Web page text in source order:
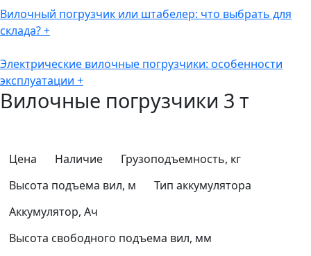
Вилочный погрузчик или штабелер: что выбрать для
склада?+
Электрические вилочные погрузчики: особенности
эксплуатации +
Вилочные погрузчики 3 т
Цена Наличие
Грузоподъемность, кг
Высота подъема вил, м
Тип аккумулятора
Аккумулятор, Ач
Высота свободного подъема вил, мм